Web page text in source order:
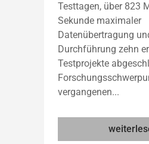
Testtagen, über 823
Sekunde maximaler
Datenübertragung
Durchführung zehn
Testprojekte
vergangenen...